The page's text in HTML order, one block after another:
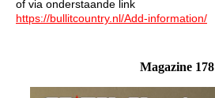
of via onderstaande link
https://bullitcountry.nl/Add-information/
Magazine 178